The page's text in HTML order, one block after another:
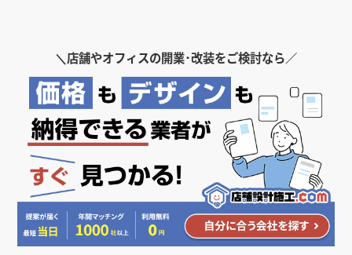
＼店舗やオフィスの開業･改装をご検討なら／